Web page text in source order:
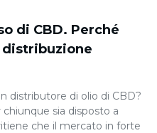
di CBD. Perché
distributore di olio di CBD?
sia disposto a
che il mercato in forte